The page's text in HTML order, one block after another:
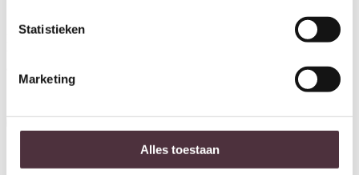
Statistieken
Marketing
Alles toestaan
Meldt u aan voor onze nieuwsbrief en ontvang €20,- shoptegoed